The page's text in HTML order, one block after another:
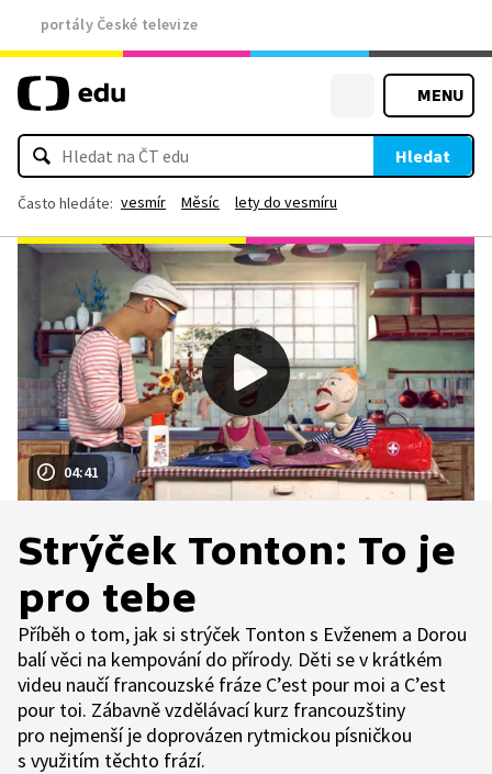
portály České televize
MENU
Hledat
Často hledáte: vesmír Měsíc lety do vesmíru
04:41
Strýček Tonton: To je
pro tebe
Příběh o tom, jak si strýček Tonton s Evženem a Dorou
balí věci na kempování do přírody. Děti se v krátkém
videu naučí francouzské fráze C’est pour moi a C’est
pour toi. Zábavně vzdělávací kurz francouzštiny
pro nejmenší je doprovázen rytmickou písničkou
s využitím těchto frází.